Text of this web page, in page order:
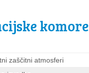
komore
zaščitni atmosferi